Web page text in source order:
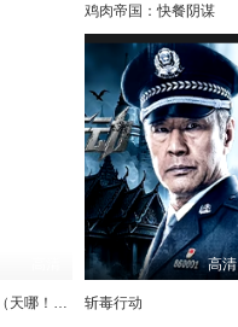
鸡肉帝国：快餐阴谋
奥莉佛是狗，（天哪！！）这家伙电影版
高清
斩毒行动